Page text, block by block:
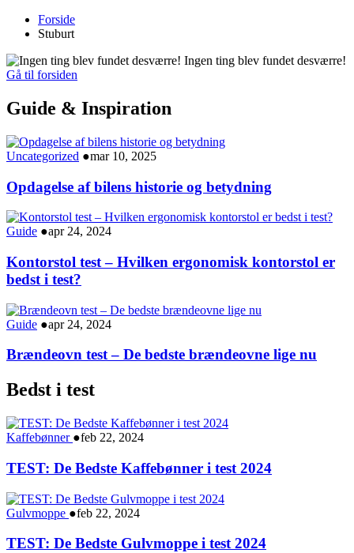
Forside
Stuburt
Ingen ting blev fundet desværre!
Gå til forsiden
Guide & Inspiration
Uncategorized ●mar 10, 2025
Opdagelse af bilens historie og betydning
Guide ●apr 24, 2024
Kontorstol test – Hvilken ergonomisk kontorstol er
bedst i test?
Guide ●apr 24, 2024
Brændeovn test – De bedste brændeovne lige nu
Bedst i test
Kaffebønner ●feb 22, 2024
TEST: De Bedste Kaffebønner i test 2024
Gulvmoppe ●feb 22, 2024
TEST: De Bedste Gulvmoppe i test 2024